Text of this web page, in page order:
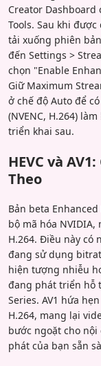
Creator
Tools. Sau khi
tải xuống phiên
đến Settings >
chọn "Enable
Giữ Maximum
ở chế độ Auto để
(NVENC, H.264)
triển khai sau.
HEVC và
Theo
Bản beta
bộ mã hóa
H.264. Điều này có
đang sử dụng
hiện tượng nhiễu
đang phát triển hỗ
Series. AV1 hứa
H.264, mang lại
bước ngoặt cho
phát của bạn sẵn